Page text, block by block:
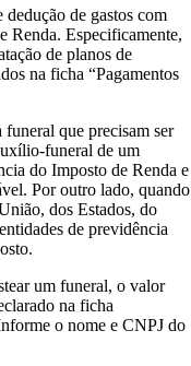
de gastos com
Renda. Especificamente,
de planos de
na ficha “Pagamentos
funeral que precisam ser
funeral de um
do Imposto de Renda e
Por outro lado, quando
dos Estados, do
de previdência
um funeral, o valor
na ficha
o nome e CNPJ do